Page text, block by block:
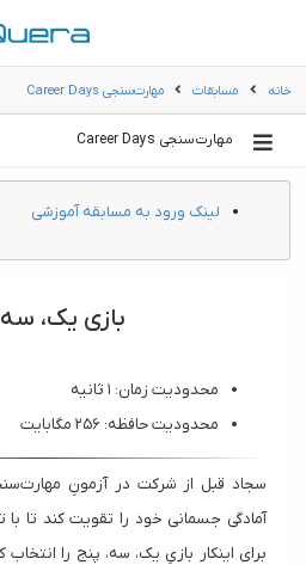
خانه مسابقات مهارت‌سنجی Career Days
مهارت‌سنجی Career Days
لینک ورود به مسابقه آموزشی
بازی یک،
محدودیت زمان: ۱ ثانیه
محدودیت حافظه: ۲۵۶ مگابایت
سجاد قبل از شرکت در آزمونِ
آمادگی جسمانی خود را تقویت کند تا با